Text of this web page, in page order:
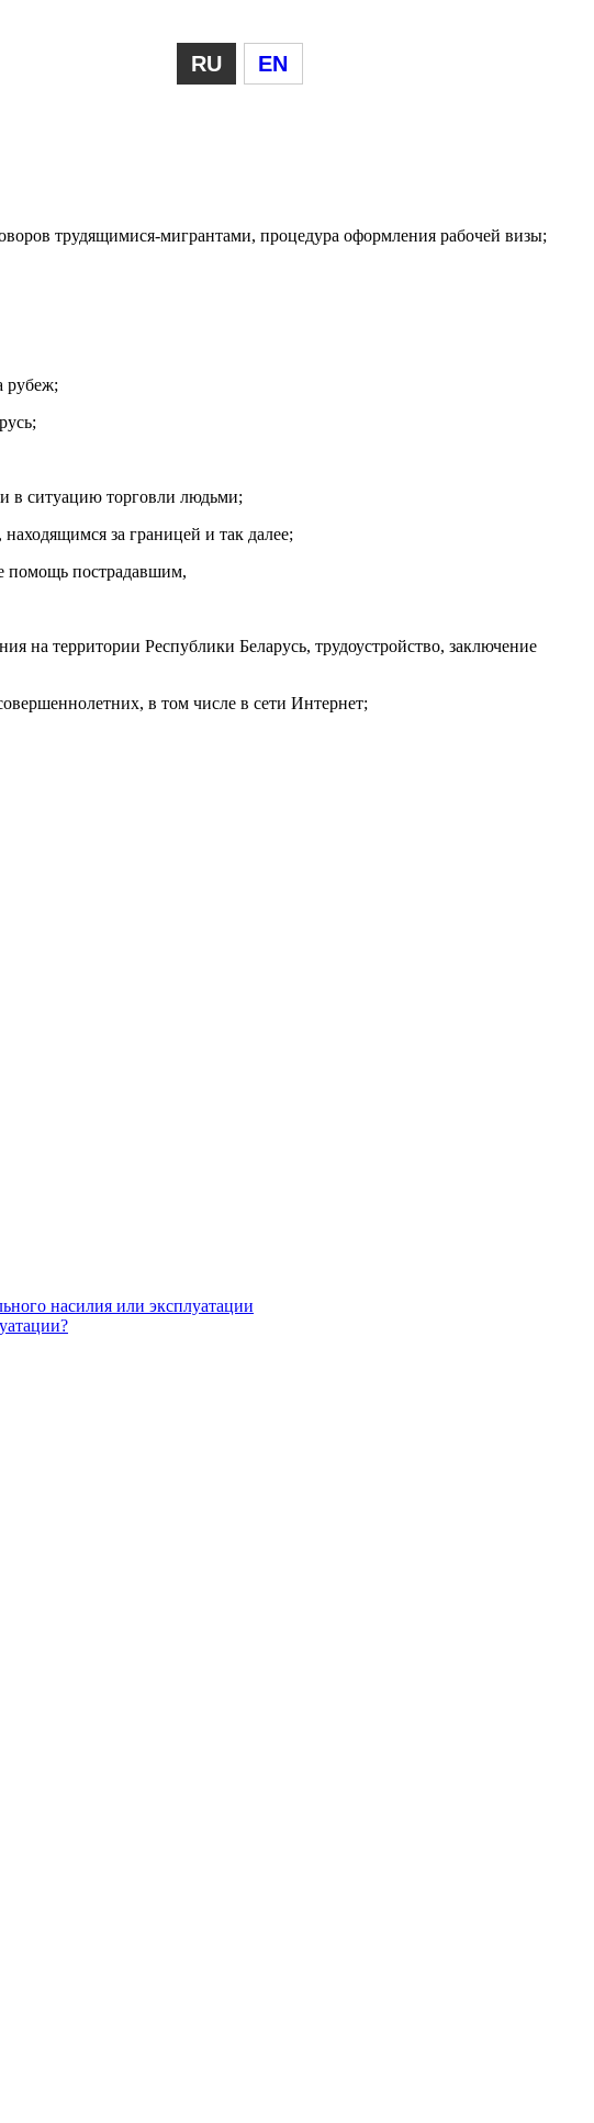
RU EN
трудящимися-мигрантами, процедура оформления рабочей визы;
рубеж;
в ситуацию торговли людьми;
за границей и так далее;
помощь пострадавшим,
на территории Республики Беларусь, трудоустройство, заключение
в том числе в сети Интернет;
насилия или эксплуатации